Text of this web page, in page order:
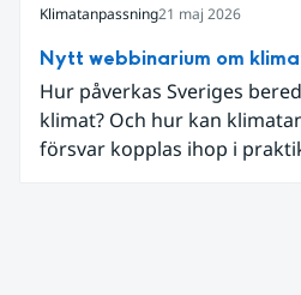
ligger nära älven. När
vägen valde myndigheten,
Statens geotekniska institut
naturbaserade
säkerhet kombineras med
hänsyn till landskapet.
Klimatanpassning21 maj 2026
Nytt webbinarium om
Hur påverkas Sveriges
klimat? Och hur kan
försvar kopplas ihop i